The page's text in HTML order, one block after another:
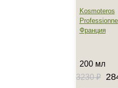
Kosmoteros
Франция
200 мл
3230 ₽